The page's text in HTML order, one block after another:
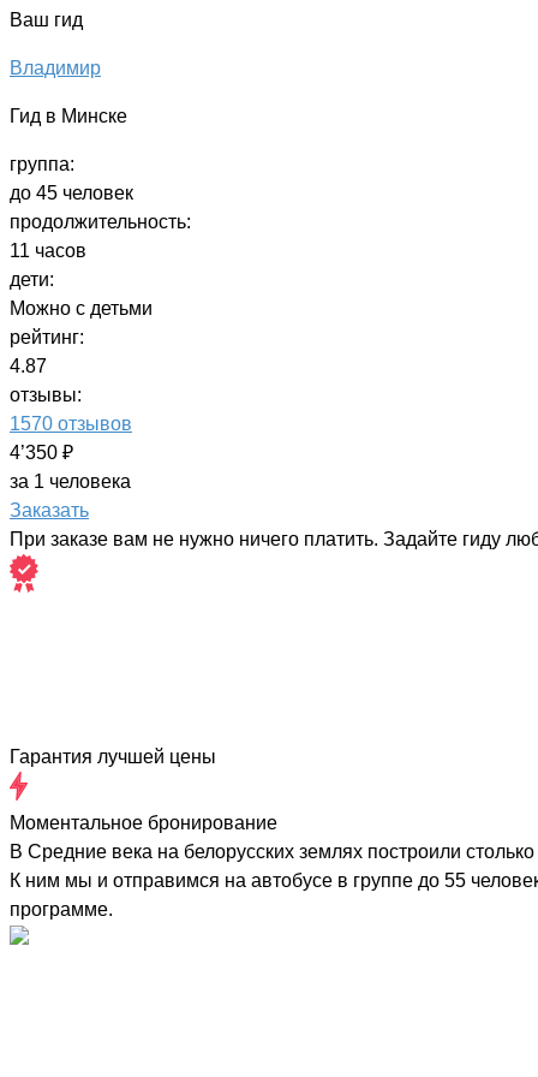
Ваш гид
Владимир
Гид в Минске
группа:
до 45 человек
продолжительность:
11 часов
дети:
Можно с детьми
рейтинг:
4.87
отзывы:
1570 отзывов
4’350 ₽
за 1 человека
Заказать
При заказе вам не нужно ничего платить. Задайте гиду
Гарантия лучшей цены
Моментальное бронирование
В Средние века на белорусских землях построили
К ним мы и отправимся на автобусе в группе до 55
программе.